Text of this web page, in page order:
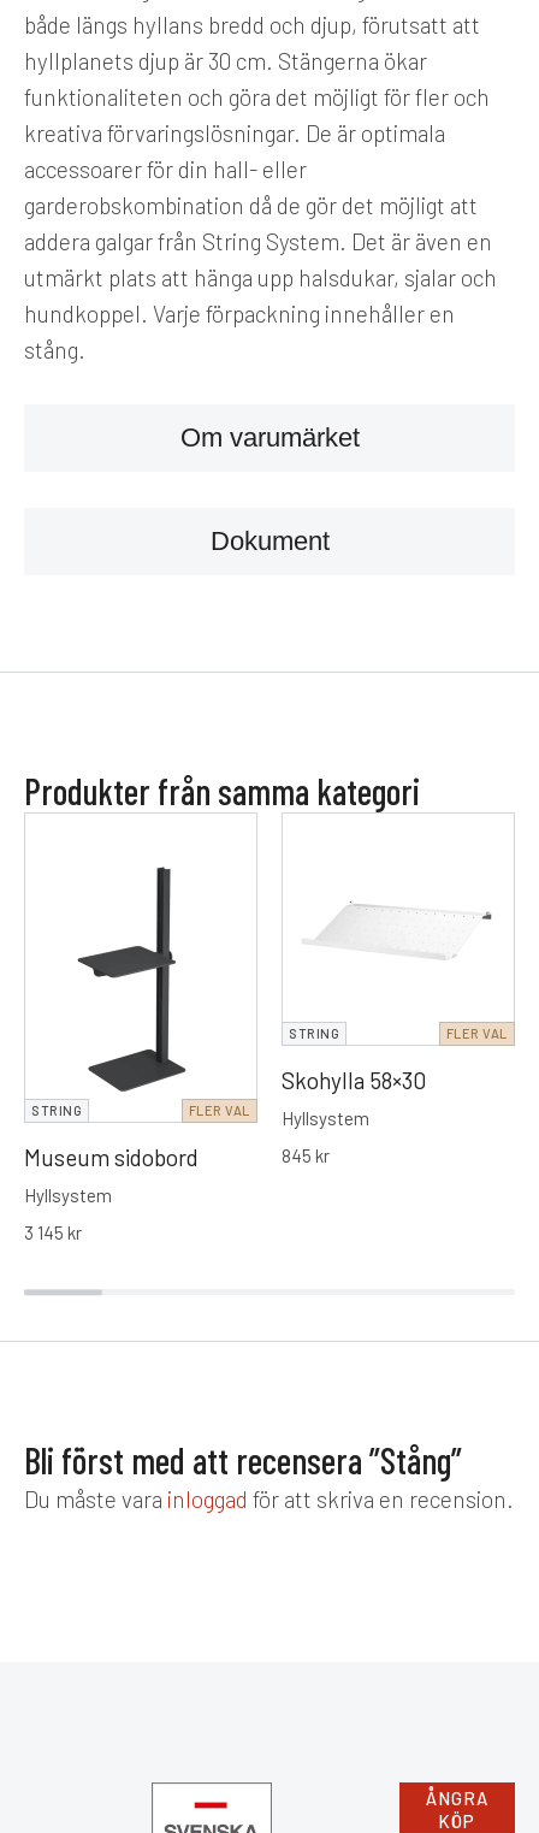
Om varumärket
Dokument
både längs hyllans bredd och djup, förutsatt att
hyllplanets djup är 30 cm. Stängerna ökar
funktionaliteten och göra det möjligt för fler och
kreativa förvaringslösningar. De är optimala
accessoarer för din hall- eller
garderobskombination då de gör det möjligt att
addera galgar från String System. Det är även en
utmärkt plats att hänga upp halsdukar, sjalar och
hundkoppel. Varje förpackning innehåller en
stång.
Produkter från samma kategori
STRING FLER VAL
Museum sidobord
Hyllsystem
3 145 kr
STRING FLER VAL
Skohylla 58×30
Hyllsystem
845 kr
Bli först med att recensera ”Stång”
Du måste vara inloggad för att skriva en recension.
ÅNGRA
KÖP